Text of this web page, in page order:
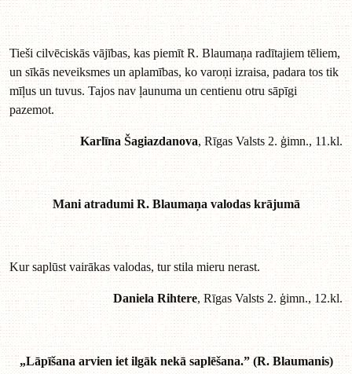
Tieši cilvēciskās vājības, kas piemīt R. Blaumaņa radītajiem tēliem,
un sīkās neveiksmes un aplamības, ko varoņi izraisa, padara tos tik
mīļus un tuvus. Tajos nav ļaunuma un centienu otru sāpīgi
pazemot.
Karlīna Šagiazdanova, Rīgas Valsts 2. ģimn., 11.kl.
Mani atradumi R. Blaumaņa valodas krājumā
Kur saplūst vairākas valodas, tur stila mieru nerast.
Daniela Rihtere, Rīgas Valsts 2. ģimn., 12.kl.
„Lāpīšana arvien iet ilgāk nekā saplēšana.” (R. Blaumanis)